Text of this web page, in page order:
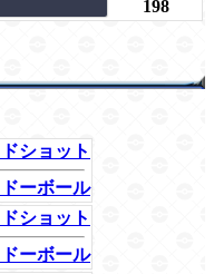
198
ショット
ーボール
ショット
ーボール